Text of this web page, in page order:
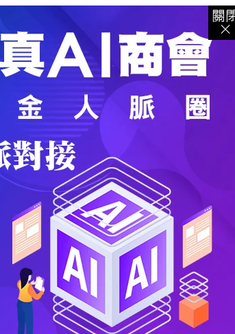
登入｜註冊｜會員中心 結帳
魔法弟子｜自資出版｜電子書 ｜客服中心｜ 智慧型立体會員
國際級品牌課程|優惠通知|霹靂英雄音樂精選|